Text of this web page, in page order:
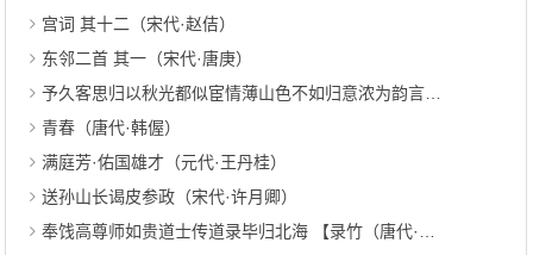
宫词 其十二（宋代·赵佶）
东邻二首 其一（宋代·唐庚）
予久客思归以秋光都似宦情薄山色不如归意浓为韵言志约金溧诸友共赋寄钱唐亲旧 其九（宋代·仇远）
青春（唐代·韩偓）
满庭芳·佑国雄才（元代·王丹桂）
送孙山长谒皮参政（宋代·许月卿）
奉饯高尊师如贵道士传道录毕归北海 【录竹（唐代·李白）